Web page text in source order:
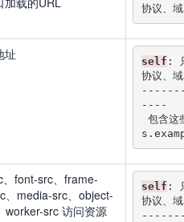
协议、
址 self :
协议、
----
font-src、frame-
、media-src、object-
worker-src 访问资源
self :
协议、